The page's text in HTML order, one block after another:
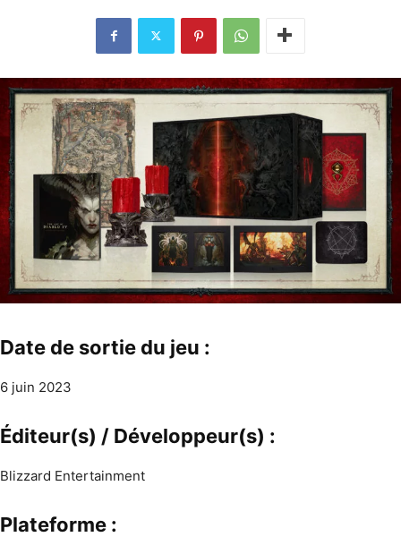
Date de sortie du jeu :
6 juin 2023
Éditeur(s) / Développeur(s) :
Blizzard Entertainment
Plateforme :